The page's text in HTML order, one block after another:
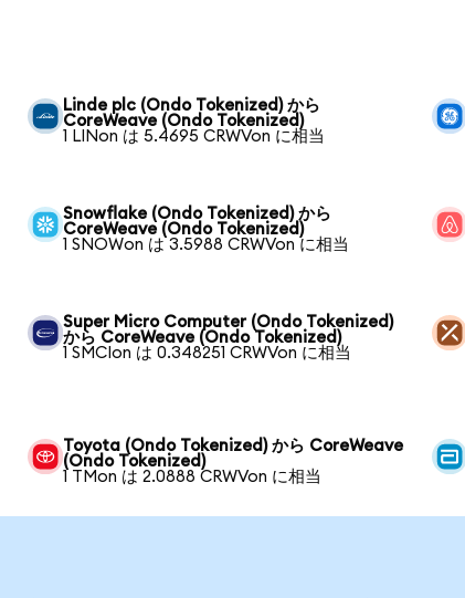
Linde plc (Ondo Tokenized) から
CoreWeave (Ondo Tokenized)
1 LINon は 5.4695 CRWVon に相当
Snowflake (Ondo Tokenized) から
CoreWeave (Ondo Tokenized)
1 SNOWon は 3.5988 CRWVon に相当
Super Micro Computer (Ondo Tokenized)
から CoreWeave (Ondo Tokenized)
1 SMCIon は 0.348251 CRWVon に相当
Toyota (Ondo Tokenized) から CoreWeave
(Ondo Tokenized)
1 TMon は 2.0888 CRWVon に相当